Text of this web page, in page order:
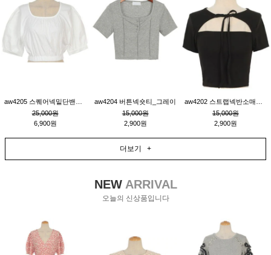
25,000원
6,900원
aw4204 버튼넥숏티_그레이
15,000원
2,900원
15,000원
2,900원
더보기 +
NEWARRIVAL
오늘의 신상품입니다